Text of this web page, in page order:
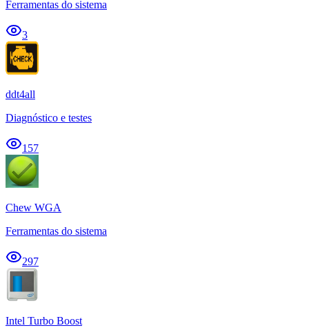
Ferramentas do sistema
3
ddt4all
Diagnóstico e testes
157
Chew WGA
Ferramentas do sistema
297
Intel Turbo Boost